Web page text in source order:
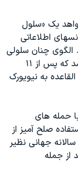
یک «سلول
اطلاعاتی
الگوی چنان سلولی
می تواند «مرکز ضدتروریستی ملی» باشد که پس از ۱۱
به نیویورک
حمله های
صلح آمیز از
جهانی نظیر
از جمله